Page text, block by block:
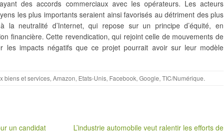
des accords commerciaux avec les opérateurs. Les acteurs
les plus importants seraient ainsi favorisés au détriment des plus
neutralité d’Internet, qui repose sur un principe d’équité, en
financière. Cette revendication, qui rejoint celle de mouvements de
les impacts négatifs que ce projet pourrait avoir sur leur modèle
biens et services, Amazon, Etats-Unis, Facebook, Google, TIC/Numérique.
un candidat
L’industrie automobile veut ralentir les efforts de